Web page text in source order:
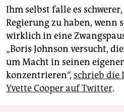
Ihm selbst falle es
Regierung zu haben, wenn
wirklich in eine
„Boris Johnson versucht,
um Macht in seinen
konzentrieren“, schrieb die
Yvette Cooper auf Twitter.